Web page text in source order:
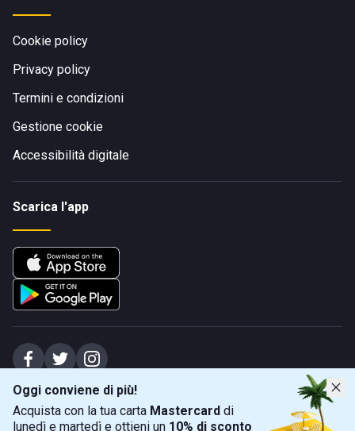
Oggi conviene di più!
Acquista con la tua carta Mastercard di
lunedì e martedì e ottieni un 10% di sconto
Cookie policy
Privacy policy
Termini e condizioni
Gestione cookie
Accessibilità digitale
Scarica l'app
Spiagge Srl - Sede legale: Via Marecchiese 48, 47923 Rimini (RN), IT -
capitale sociale Euro 31245,57 - Iscritta al registro delle imprese di Rimini
Sede operativa: Via Flaminia 180, 47924 Rimini (RN), IT
+39 0541 772375